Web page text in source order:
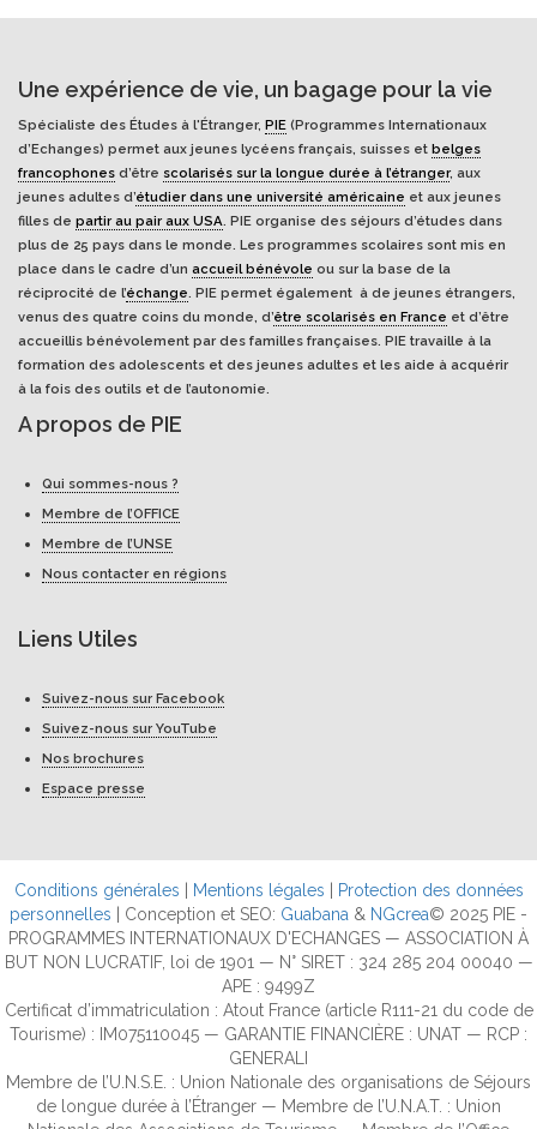
Une expérience de vie, un bagage pour la vie
Spécialiste des Études à l'Étranger, PIE (Programmes Internationaux
d’Echanges) permet aux jeunes lycéens français, suisses et belges
francophones d’être scolarisés sur la longue durée à l’étranger, aux
jeunes adultes d’étudier dans une université américaine et aux jeunes
filles de partir au pair aux USA. PIE organise des séjours d’études dans
plus de 25 pays dans le monde. Les programmes scolaires sont mis en
place dans le cadre d’un accueil bénévole ou sur la base de la
réciprocité de l’échange. PIE permet également à de jeunes étrangers,
venus des quatre coins du monde, d’être scolarisés en France et d’être
accueillis bénévolement par des familles françaises. PIE travaille à la
formation des adolescents et des jeunes adultes et les aide à acquérir
à la fois des outils et de l’autonomie.
A propos de PIE
Qui sommes-nous ?
Membre de l’OFFICE
Membre de l’UNSE
Nous contacter en régions
Liens Utiles
Suivez-nous sur Facebook
Suivez-nous sur YouTube
Nos brochures
Espace presse
Conditions générales Mentions légales
Protection des données
personnelles | Conception et SEO: Guabana & NGcrea© 2025 PIE -
PROGRAMMES INTERNATIONAUX D'ECHANGES — ASSOCIATION À
BUT NON LUCRATIF, loi de 1901 — N° SIRET : 324 285 204 00040 —
APE : 9499Z
Certificat d’immatriculation : Atout France (article R111-21 du code de
Tourisme) : IM075110045 — GARANTIE FINANCIÈRE : UNAT — RCP :
GENERALI
Membre de l’U.N.S.E. : Union Nationale des organisations de Séjours
de longue durée à l’Étranger — Membre de l’U.N.A.T. : Union